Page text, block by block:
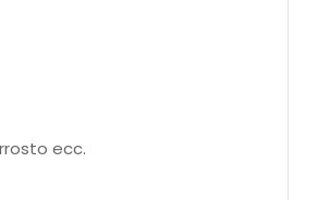
ecc.